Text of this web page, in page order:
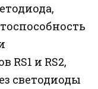
RS1 и RS2,
светодиоды